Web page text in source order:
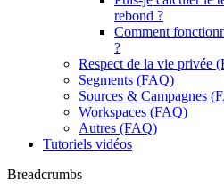
rebond ?
Comment
?
Respect de la vie privée
Segments (FAQ)
Sources & Campagnes
Workspaces (FAQ)
Autres (FAQ)
Tutoriels vidéos
Breadcrumbs